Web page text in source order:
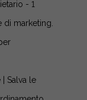
- 1
marketing.
| Salva le